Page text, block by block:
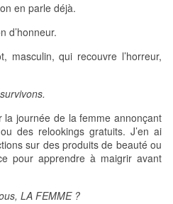
en parle déjà.
d’honneur.
masculin, qui recouvre l’horreur,
la journée de la femme annonçant
des relookings gratuits. J’en ai
sur des produits de beauté ou
pour apprendre à maigrir avant
LA FEMME ?